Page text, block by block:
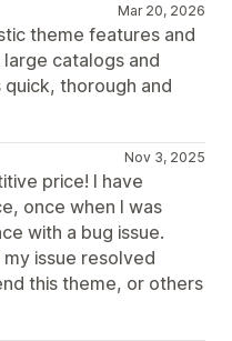
Mar 20, 2026
theme features and
catalogs and
thorough and
Nov 3, 2025
price! I have
once when I was
with a bug issue.
issue resolved
this theme, or others